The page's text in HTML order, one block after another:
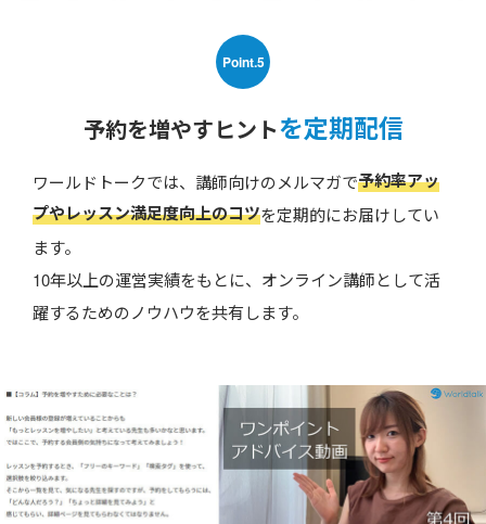
Point.5
予約を増やすヒントを定期配信
ワールドトークでは、講師向けのメルマガで予約率アッ
プやレッスン満足度向上のコツを定期的にお届けしてい
ます。
10年以上の運営実績をもとに、オンライン講師として活
躍するためのノウハウを共有します。